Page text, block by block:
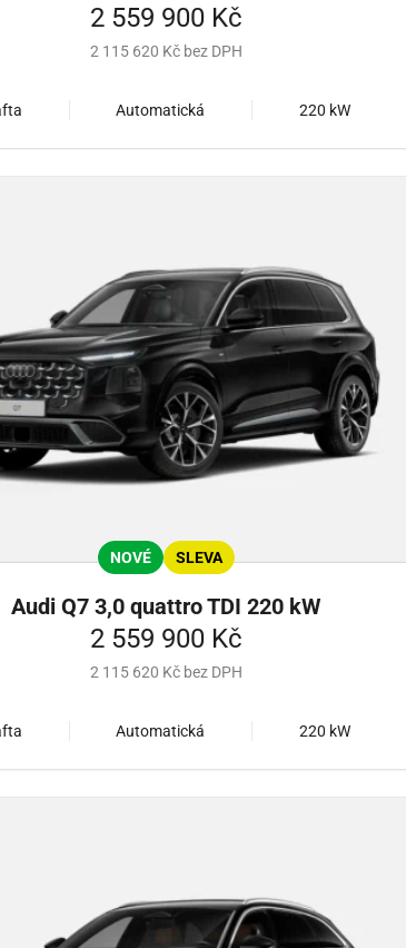
2 559 900 Kč
2 115 620 Kč bez DPH
Automatická 220 kW
NOVÉ SLEVA
Audi Q7 3,0 quattro TDI 220 kW
2 559 900 Kč
2 115 620 Kč bez DPH
Automatická 220 kW